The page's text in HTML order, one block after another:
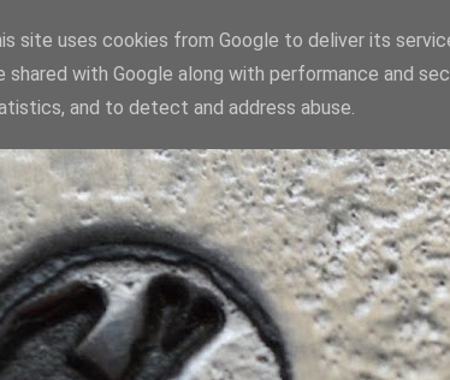
site uses cookies from Google to deliver its
shared with Google along with performance and
and to detect and address abuse.